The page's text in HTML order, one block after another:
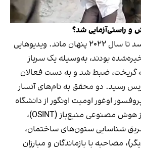
راستی‌آزمایی شد؟
جنایت این عامل رژیم اسد تا سال ۲۰۲۲ پنهان ماند. ویدیوهایی
بودند، به‌وسیله یک سرباز
گریخت، ضبط شد و به دست فعالان
رسید. دو محقق به نام‌های آنسار
اوغور اومیت اونگور از دانشگاه
آمستردام، با استفاده از هوش مصنوعی منبع‌باز (OSINT)،
شناسایی ستون‌های ساختمان،
مصاحبه با بازماندگان و مبارزان